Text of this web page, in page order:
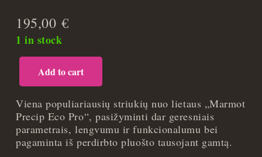
195,00 €
1 in stock
Moteriška
striukė
nuo
lietaus
Marmot
Wm's
Add to cart
Viena populiariausių striukių nuo lietaus „Marmot
Precip Eco Pro“, pasižyminti dar geresniais
parametrais, lengvumu ir funkcionalumu bei
pagaminta iš perdirbto pluošto tausojant gamtą.